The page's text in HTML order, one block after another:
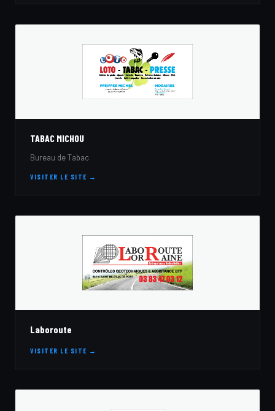
TABAC MICHOU
Bureau de Tabac
VISITER LE SITE →
Laboroute
VISITER LE SITE →